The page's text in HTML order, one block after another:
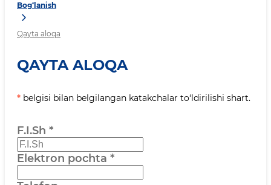
Bog‘lanish
Qayta aloqa
QAYTA ALOQA
* belgisi bilan belgilangan katakchalar to‘ldirilishi shart.
F.I.Sh *
Elektron pochta *